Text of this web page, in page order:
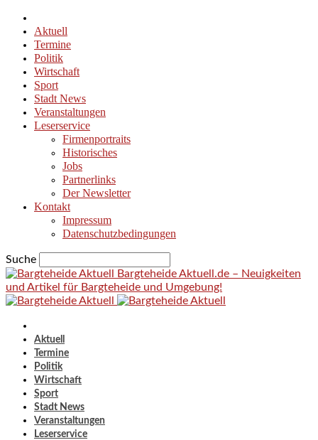
Aktuell
Termine
Politik
Wirtschaft
Sport
Stadt News
Veranstaltungen
Leserservice
Firmenportraits
Historisches
Jobs
Partnerlinks
Der Newsletter
Kontakt
Impressum
Datenschutzbedingungen
Suche
Bargteheide Aktuell.de – Neuigkeiten
und Artikel für Bargteheide und Umgebung!
Aktuell
Termine
Politik
Wirtschaft
Sport
Stadt News
Veranstaltungen
Leserservice